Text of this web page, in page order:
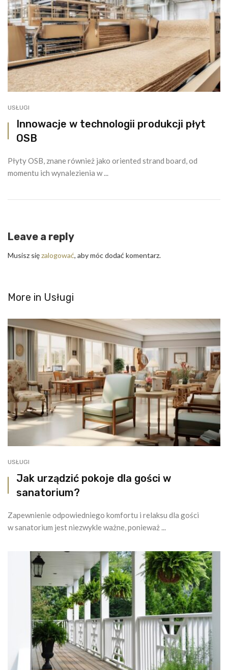
USŁUGI
Innowacje w technologii produkcji płyt
OSB
Płyty OSB, znane również jako oriented strand board, od
momentu ich wynalezienia w ...
Leave a reply
Musisz sięzalogować, aby móc dodać komentarz.
More in Usługi
USŁUGI
Jak urządzić pokoje dla gości w
sanatorium?
Zapewnienie odpowiedniego komfortu i relaksu dla gości
w sanatorium jest niezwykle ważne, ponieważ ...